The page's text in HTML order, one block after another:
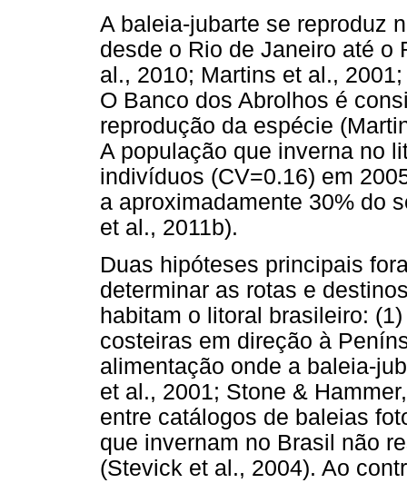
A baleia-jubarte se reproduz
desde o Rio de Janeiro até o
al., 2010; Martins et al.,
O Banco dos Abrolhos é
reprodução da espécie
A população que inverna no
indivíduos (CV=0.16) em
a aproximadamente 30% do
et al., 2011b).
Duas hipóteses principais
determinar as rotas e
habitam o litoral brasileiro:
costeiras em direção à
alimentação onde a baleia-
et al., 2001; Stone &
entre catálogos de baleias
que invernam no Brasil não
(Stevick et al., 2004). Ao